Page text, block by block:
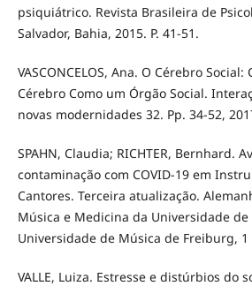
psiquiátrico. Revista Brasileira de
Salvador, Bahia, 2015. P. 41-51.
VASCONCELOS, Ana. O Cérebro
Cérebro Como um Órgão Social.
novas modernidades 32. Pp. 34-52,
SPAHN, Claudia; RICHTER, Bernhard.
contaminação com COVID-19 em
Cantores. Terceira atualização.
Música e Medicina da Universidade
Universidade de Música de Freiburg,
VALLE, Luiza. Estresse e distúrbios do